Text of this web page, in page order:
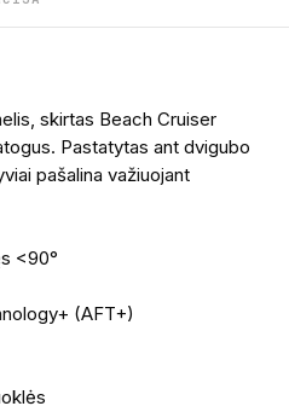
skirtas Beach Cruiser
Pastatytas ant dvigubo
pašalina važiuojant
<90°
(AFT+)